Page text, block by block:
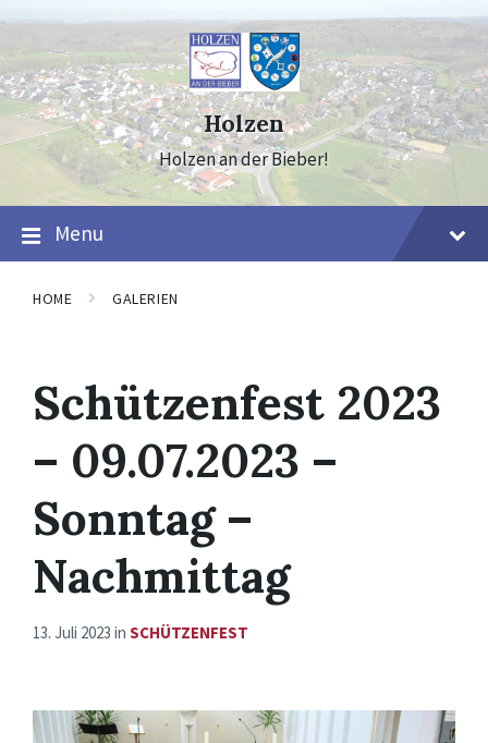
to
content
to
navigation
to
footer
Holzen
Holzen an der Bieber!
Menu
HOME GALERIEN
Schützenfest 2023
– 09.07.2023 –
Sonntag –
Nachmittag
13. Juli 2023 in SCHÜTZENFEST